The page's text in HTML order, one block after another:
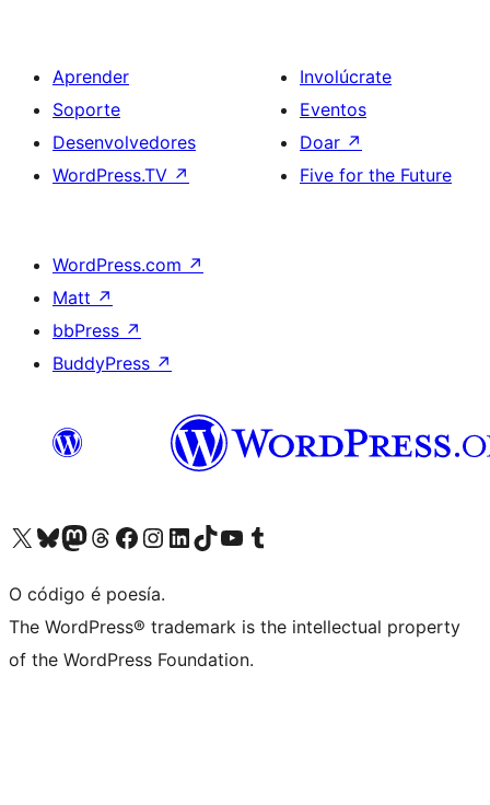
Aprender
Soporte
Desenvolvedores
WordPress.TV ↗
Involúcrate
Eventos
Doar ↗
Five for the Future
WordPress.com ↗
Matt ↗
bbPress ↗
BuddyPress ↗
Visita la cuenta de X (anteriormente Twitter)
Visita a nosa conta de Bluesky
Visita a nosa conta de Mastodon
Visita a nosa conta de Threads
Visita a nosa páxina de Facebook
Visita a nosa conta de Instagram
Visita a nosa conta de LinkedIn
Visita a nosa conta de TikTok
Visita a nosa canle de YouTube
Visita a nosa conta de Tumblr
O código é poesía.
The WordPress® trademark is the intellectual property
of the WordPress Foundation.